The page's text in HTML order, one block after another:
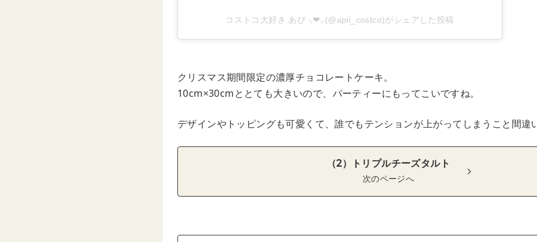
コストコ大好き あぴ ⸜❤︎⸝‍(@apii_costco)がシェアした投稿
クリスマス期間限定の濃厚チョコレートケーキ。
10cm×30cmととても大きいので、パーティーにもってこいですね。
デザインやトッピングも可愛くて、誰でもテンションが上がってしまうこと間違
（2）トリプルチーズタルト
次のページへ